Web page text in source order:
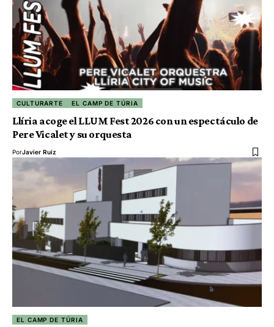
CULTURARTE EL CAMP DE TÚRIA
Llíria acoge el LLUM Fest 2026 con un espectáculo de
Pere Vicalet y su orquesta
PorJavier Ruiz
EL CAMP DE TÚRIA